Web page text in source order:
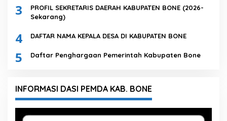
3
PROFIL SEKRETARIS DAERAH KABUPATEN BONE (2026-
Sekarang)
4 DAFTAR NAMA KEPALA DESA DI KABUPATEN BONE
5 Daftar Penghargaan Pemerintah Kabupaten Bone
INFORMASI DASI PEMDA KAB. BONE